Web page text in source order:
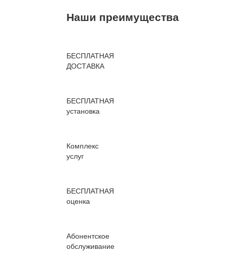
Наши преимущества
БЕСПЛАТНАЯ
ДОСТАВКА
БЕСПЛАТНАЯ
установка
Комплекс
услуг
БЕСПЛАТНАЯ
оценка
Абонентское
обслуживание